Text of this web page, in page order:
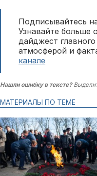
Подписывайтесь
Узнавайте больше
дайджест главного
атмосферой и
канале
Нашли ошибку в тексте?
МАТЕРИАЛЫ ПО ТЕМЕ